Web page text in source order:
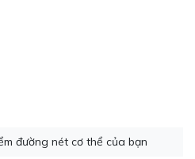
đường nét cơ thể của bạn